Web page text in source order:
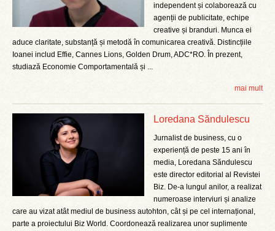
independent și colaborează cu
agenții de publicitate, echipe
creative și branduri. Munca ei
aduce claritate, substanță și metodă în comunicarea creativă. Distincțiile
Ioanei includ Effie, Cannes Lions, Golden Drum, ADC*RO. În prezent,
studiază Economie Comportamentală și ...
mai mult
Loredana Săndulescu
Jurnalist de business, cu o
experiență de peste 15 ani în
media, Loredana Săndulescu
este director editorial al Revistei
Biz. De-a lungul anilor, a realizat
numeroase interviuri și analize
care au vizat atât mediul de business autohton, cât și pe cel internațional,
parte a proiectului Biz World. Coordonează realizarea unor suplimente